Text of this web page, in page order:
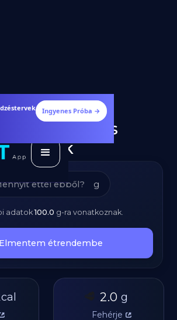
Ingyenes Próba →
-
és
g
adatok100.0 g-ra vonatkoznak.
Elmentem étrendembe
🥩 2.0 g
Fehérje